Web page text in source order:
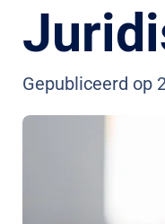
Gepubliceerd op